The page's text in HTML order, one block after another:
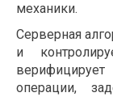
механики.
Серверная
и
операции,